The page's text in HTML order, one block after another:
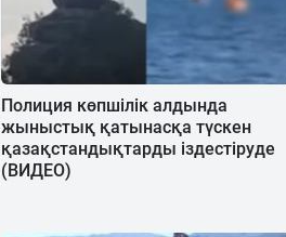
Полиция көпшілік алдында
жыныстық қатынасқа түскен
қазақстандықтарды іздестіруде
(ВИДЕО)